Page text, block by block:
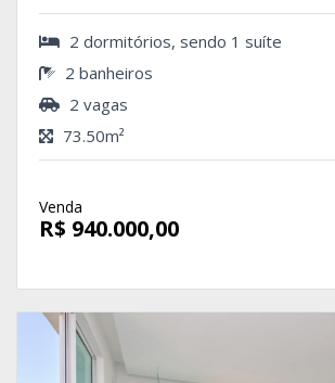
2 dormitórios, sendo 1 suíte
2 banheiros
2 vagas
73.50m²
Venda
R$ 940.000,00